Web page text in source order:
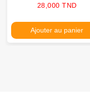
Prix
28,000 TND
Ajouter au panier